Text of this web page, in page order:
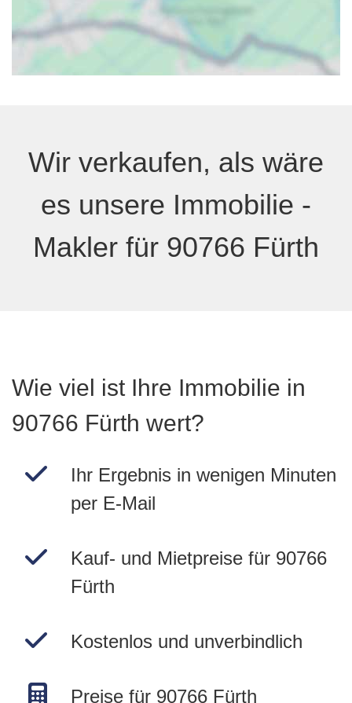
Wir verkaufen, als wäre
es unsere Immobilie -
Makler für 90766 Fürth
Wie viel ist Ihre Immobilie in
90766 Fürth wert?
Ihr Ergebnis in wenigen Minuten
per E-Mail
Kauf- und Mietpreise für 90766
Fürth
Kostenlos und unverbindlich
Preise für 90766 Fürth